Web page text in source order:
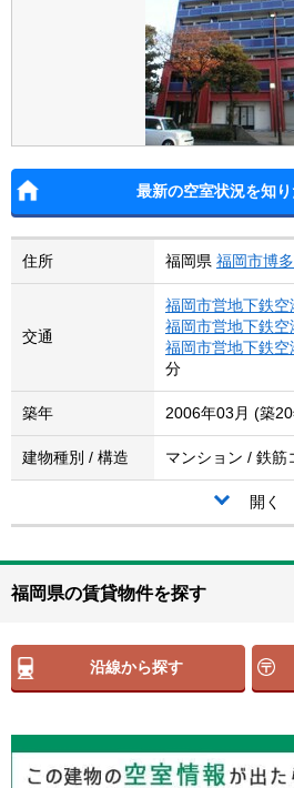
最新の空室状況を知
住所 福岡県 福岡市博
交通
福岡市営地下鉄空
福岡市営地下鉄空
福岡市営地下鉄空
分
築年 2006年03月 (築
建物種別 / 構造 マンション / 鉄筋
開く
福岡県の賃貸物件を探す
沿線から探す